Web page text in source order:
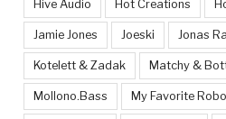
Hive Audio Hot Creations
Jamie Jones Joeski Jonas
Kotelett & Zadak Matchy &
Mollono.Bass My Favorite